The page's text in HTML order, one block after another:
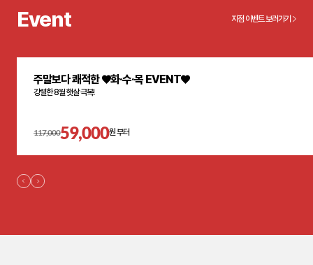
Event 지점 이벤트 보러가기
주말보다 쾌적한 ♥화·수·목 EVENT♥
강렬한 8월 햇살 극복!
117,00059,000원 부터